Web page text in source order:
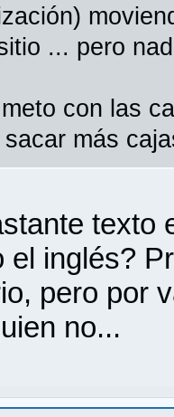
... pero
con las
sacar más
texto
el inglés?
pero por
no...